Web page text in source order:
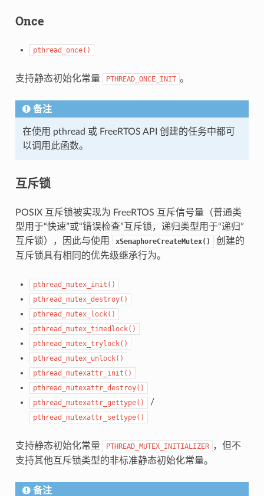
Once
pthread_once()
支持静态初始化常量 PTHREAD_ONCE_INIT 。
备注
在使用 pthread 或 FreeRTOS API 创建的任务中都可
以调用此函数。
互斥锁
POSIX 互斥锁被实现为 FreeRTOS 互斥信号量（普通类
型用于“快速”或“错误检查”互斥锁，递归类型用于“递归”
互斥锁），因此与使用
xSemaphoreCreateMutex()
创建的
互斥锁具有相同的优先级继承行为。
pthread_mutex_init()
pthread_mutex_destroy()
pthread_mutex_lock()
pthread_mutex_timedlock()
pthread_mutex_trylock()
pthread_mutex_unlock()
pthread_mutexattr_init()
pthread_mutexattr_destroy()
pthread_mutexattr_gettype()
/
pthread_mutexattr_settype()
支持静态初始化常量 PTHREAD_MUTEX_INITIALIZER ，但不
支持其他互斥锁类型的非标准静态初始化常量。
备注